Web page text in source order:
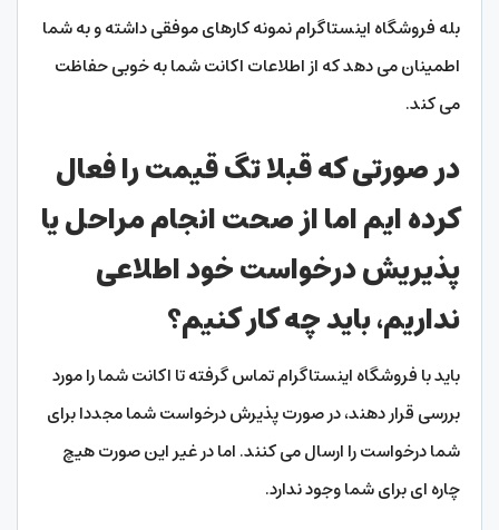
بله فروشگاه اینستاگرام نمونه کارهای موفقی داشته و به شما
اطمینان می دهد که از اطلاعات اکانت شما به خوبی حفاظت
می کند.
در صورتی که قبلا تگ قیمت را فعال
کرده ایم اما از صحت انجام مراحل یا
پذیریش درخواست خود اطلاعی
نداریم، باید چه کار کنیم؟
باید با فروشگاه اینستاگرام تماس گرفته تا اکانت شما را مورد
بررسی قرار دهند، در صورت پذیرش درخواست شما مجددا برای
شما درخواست را ارسال می کنند. اما در غیر این صورت هیچ
چاره ای برای شما وجود ندارد.